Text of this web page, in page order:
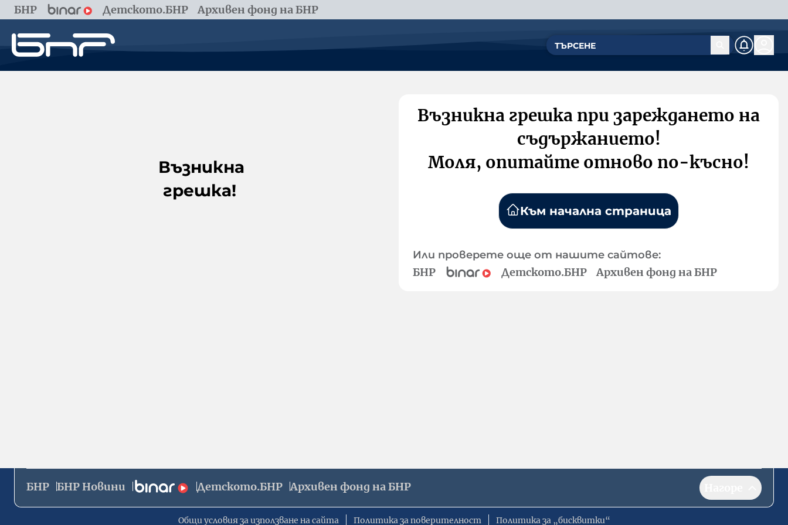
БНР Детското.БНР Архивен фонд на БНР
Възникна
грешка!
Възникна грешка при зареждането на
съдържанието!
Моля, опитайте отново по-късно!
Към начална страница
Или проверете още от нашите сайтове:
БНР Детското.БНР Архивен фонд на БНР
БНР БНР Новини Детското.БНР Архивен фонд на БНР
Общи условия за използване на сайта Политика за поверителност Политика за „бисквитки“